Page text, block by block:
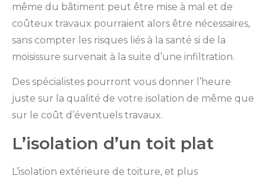
même du bâtiment peut être mise à mal et de
coûteux travaux pourraient alors être nécessaires,
sans compter les risques liés à la santé si de la
moisissure survenait à la suite d’une infiltration.
Des spécialistes pourront vous donner l’heure
juste sur la qualité de votre isolation de même que
sur le coût d’éventuels travaux.
L’isolation d’un toit plat
L’isolation extérieure de toiture, et plus